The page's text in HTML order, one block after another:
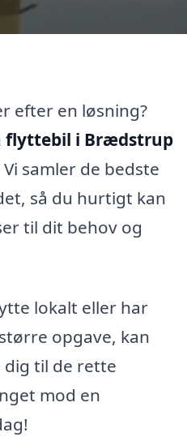
efter en løsning?
flyttebil i Brædstrup
samler de bedste
så du hurtigt kan
til dit behov og
lokalt eller har
opgave, kan
til de rette
mod en